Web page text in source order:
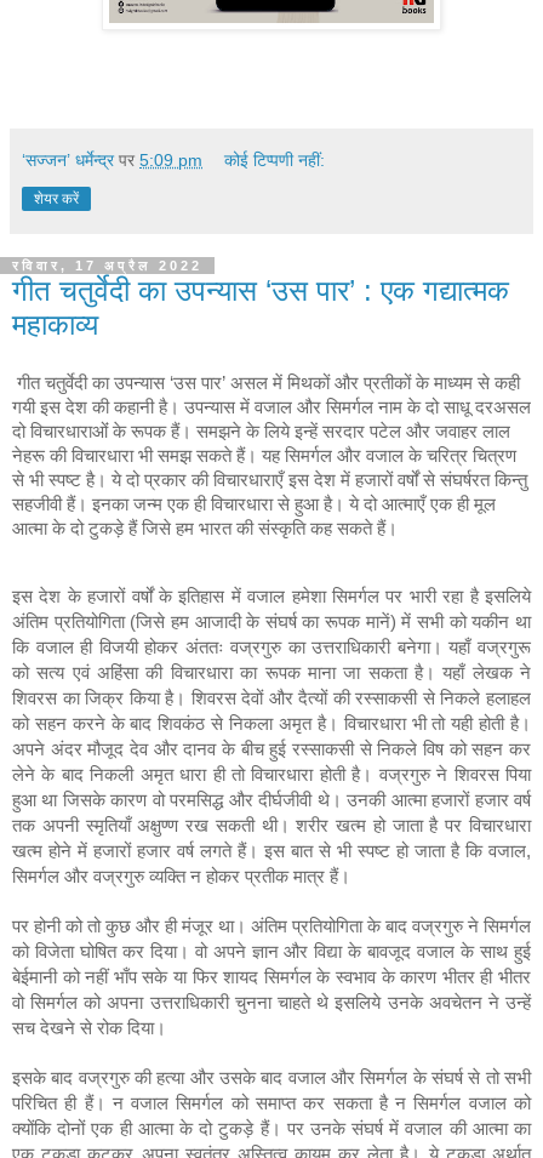
‘सज्जन’ धर्मेन्द्र पर 5:09 pm कोई टिप्पणी नहीं:
शेयर करें
रविवार, 17 अप्रैल 2022
गीत चतुर्वेदी का उपन्यास ‘उस पार’ : एक गद्यात्मक
महाकाव्य
गीत चतुर्वेदी का उपन्यास ‘उस पार’ असल में मिथकों और प्रतीकों के माध्यम से कही
गयी इस देश की कहानी है। उपन्यास में वजाल और सिमर्गल नाम के दो साधू दरअसल
दो विचारधाराओंं के रूपक हैं। समझने के लिये इन्हें सरदार पटेल और जवाहर लाल
नेहरू की विचारधारा भी समझ सकते हैं। यह सिमर्गल और वजाल के चरित्र चित्रण
से भी स्पष्ट है। ये दो प्रकार की विचारधाराएँ इस देश में हजारों वर्षों से संघर्षरत किन्तु
सहजीवी हैं। इनका जन्म एक ही विचारधारा से हुआ है। ये दो आत्माएँ एक ही मूल
आत्मा के दो टुकड़े हैं जिसे हम भारत की संस्कृति कह सकते हैं।
इस देश के हजारों वर्षों के इतिहास में वजाल हमेशा सिमर्गल पर भारी रहा है इसलिये
अंतिम प्रतियोगिता (जिसे हम आजादी के संघर्ष का रूपक मानें) में सभी को यकीन था
कि वजाल ही विजयी होकर अंततः वज्रगुरु का उत्तराधिकारी बनेगा। यहाँ वज्रगुरू
को सत्य एवं अहिंसा की विचारधारा का रूपक माना जा सकता है। यहाँ लेखक ने
शिवरस का जिक्र किया है। शिवरस देवों और दैत्यों की रस्साकसी से निकले हलाहल
को सहन करने के बाद शिवकंठ से निकला अमृत है। विचारधारा भी तो यही होती है।
अपने अंदर मौजूद देव और दानव के बीच हुई रस्साकसी से निकले विष को सहन कर
लेने के बाद निकली अमृत धारा ही तो विचारधारा होती है। वज्रगुरु ने शिवरस पिया
हुआ था जिसके कारण वो परमसिद्ध और दीर्घजीवी थे। उनकी आत्मा हजारों हजार वर्ष
तक अपनी स्मृतियाँ अक्षुण्ण रख सकती थी। शरीर खत्म हो जाता है पर विचारधारा
खत्म होने में हजारों हजार वर्ष लगते हैं। इस बात से भी स्पष्ट हो जाता है कि वजाल,
सिमर्गल और वज्रगुरु व्यक्ति न होकर प्रतीक मात्र हैं।
पर होनी को तो कुछ और ही मंजूर था। अंतिम प्रतियोगिता के बाद वज्रगुरु ने सिमर्गल
को विजेता घोषित कर दिया। वो अपने ज्ञान और विद्या के बावजूद वजाल के साथ हुई
बेईमानी को नहीं भाँप सके या फिर शायद सिमर्गल के स्वभाव के कारण भीतर ही भीतर
वो सिमर्गल को अपना उत्तराधिकारी चुनना चाहते थे इसलिये उनके अवचेतन ने उन्हें
सच देखने से रोक दिया।
इसके बाद वज्रगुरु की हत्या और उसके बाद वजाल और सिमर्गल के संघर्ष से तो सभी
परिचित ही हैं। न वजाल सिमर्गल को समाप्त कर सकता है न सिमर्गल वजाल को
क्योंकि दोनों एक ही आत्मा के दो टुकड़े हैं। पर उनके संघर्ष में वजाल की आत्मा का